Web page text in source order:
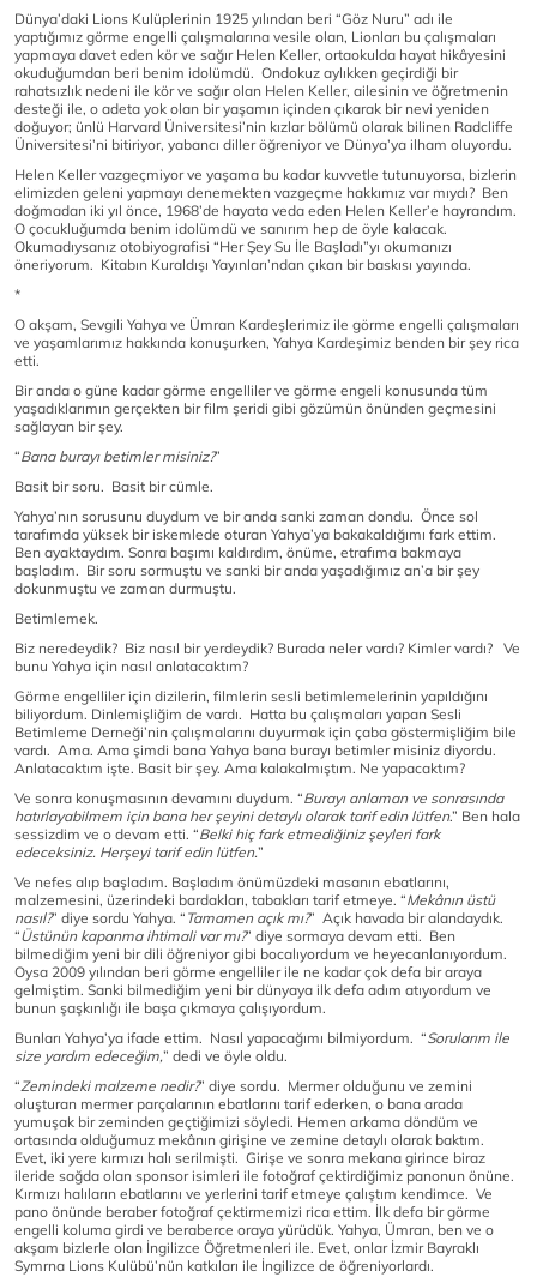
Dünya’daki Lions Kulüplerinin 1925 yılından beri “Göz Nuru” adı ile
yaptığımız görme engelli çalışmalarına vesile olan, Lionları bu çalışmaları
yapmaya davet eden kör ve sağır Helen Keller, ortaokulda hayat hikâyesini
okuduğumdan beri benim idolümdü. Ondokuz aylıkken geçirdiği bir
rahatsızlık nedeni ile kör ve sağır olan Helen Keller, ailesinin ve öğretmenin
desteği ile, o adeta yok olan bir yaşamın içinden çıkarak bir nevi yeniden
doğuyor; ünlü Harvard Üniversitesi’nin kızlar bölümü olarak bilinen Radcliffe
Üniversitesi’ni bitiriyor, yabancı diller öğreniyor ve Dünya’ya ilham oluyordu.
Helen Keller vazgeçmiyor ve yaşama bu kadar kuvvetle tutunuyorsa, bizlerin
elimizden geleni yapmayı denemekten vazgeçme hakkımız var mıydı? Ben
doğmadan iki yıl önce, 1968’de hayata veda eden Helen Keller’e hayrandım.
O çocukluğumda benim idolümdü ve sanırım hep de öyle kalacak.
Okumadıysanız otobiyografisi “Her Şey Su İle Başladı”yı okumanızı
öneriyorum. Kitabın Kuraldışı Yayınları’ndan çıkan bir baskısı yayında.
*
O akşam, Sevgili Yahya ve Ümran Kardeşlerimiz ile görme engelli çalışmaları
ve yaşamlarımız hakkında konuşurken, Yahya Kardeşimiz benden bir şey rica
etti.
Bir anda o güne kadar görme engelliler ve görme engeli konusunda tüm
yaşadıklarımın gerçekten bir film şeridi gibi gözümün önünden geçmesini
sağlayan bir şey.
“Bana burayı betimler misiniz?”
Basit bir soru. Basit bir cümle.
Yahya’nın sorusunu duydum ve bir anda sanki zaman dondu. Önce sol
tarafımda yüksek bir iskemlede oturan Yahya’ya bakakaldığımı fark ettim.
Ben ayaktaydım. Sonra başımı kaldırdım, önüme, etrafıma bakmaya
başladım. Bir soru sormuştu ve sanki bir anda yaşadığımız an’a bir şey
dokunmuştu ve zaman durmuştu.
Betimlemek.
Biz neredeydik? Biz nasıl bir yerdeydik? Burada neler vardı? Kimler vardı? Ve
bunu Yahya için nasıl anlatacaktım?
Görme engelliler için dizilerin, filmlerin sesli betimlemelerinin yapıldığını
biliyordum. Dinlemişliğim de vardı. Hatta bu çalışmaları yapan Sesli
Betimleme Derneği’nin çalışmalarını duyurmak için çaba göstermişliğim bile
vardı. Ama. Ama şimdi bana Yahya bana burayı betimler misiniz diyordu.
Anlatacaktım işte. Basit bir şey. Ama kalakalmıştım. Ne yapacaktım?
Ve sonra konuşmasının devamını duydum. “Burayı anlaman ve sonrasında
hatırlayabilmem için bana her şeyini detaylı olarak tarif edin lütfen.” Ben hala
sessizdim ve o devam etti. “Belki hiç fark etmediğiniz şeyleri fark
edeceksiniz. Herşeyi tarif edin lütfen.”
Ve nefes alıp başladım. Başladım önümüzdeki masanın ebatlarını,
malzemesini, üzerindeki bardakları, tabakları tarif etmeye. “Mekânın üstü
nasıl?” diye sordu Yahya. “ Tamamen açık mı?” Açık havada bir alandaydık.
“Üstünün kapanma ihtimali var mı?” diye sormaya devam etti. Ben
bilmediğim yeni bir dili öğreniyor gibi bocalıyordum ve heyecanlanıyordum.
Oysa 2009 yılından beri görme engelliler ile ne kadar çok defa bir araya
gelmiştim. Sanki bilmediğim yeni bir dünyaya ilk defa adım atıyordum ve
bunun şaşkınlığı ile başa çıkmaya çalışıyordum.
Bunları Yahya’ya ifade ettim. Nasıl yapacağımı bilmiyordum. “Sorularım ile
size yardım edeceğim,” dedi ve öyle oldu.
“Zemindeki malzeme nedir?” diye sordu. Mermer olduğunu ve zemini
oluşturan mermer parçalarının ebatlarını tarif ederken, o bana arada
yumuşak bir zeminden geçtiğimizi söyledi. Hemen arkama döndüm ve
ortasında olduğumuz mekânın girişine ve zemine detaylı olarak baktım.
Evet, iki yere kırmızı halı serilmişti. Girişe ve sonra mekana girince biraz
ileride sağda olan sponsor isimleri ile fotoğraf çektirdiğimiz panonun önüne.
Kırmızı halıların ebatlarını ve yerlerini tarif etmeye çalıştım kendimce. Ve
pano önünde beraber fotoğraf çektirmemizi rica ettim. İlk defa bir görme
engelli koluma girdi ve beraberce oraya yürüdük. Yahya, Ümran, ben ve o
akşam bizlerle olan İngilizce Öğretmenleri ile. Evet, onlar İzmir Bayraklı
Symrna Lions Kulübü’nün katkıları ile İngilizce de öğreniyorlardı.